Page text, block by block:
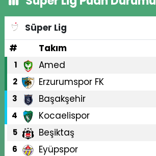
Süper Lig
#
Takım
1 Amed
2 Erzurumspor FK
3 Başakşehir
4 Kocaelispor
5 Beşiktaş
6 Eyüpspor